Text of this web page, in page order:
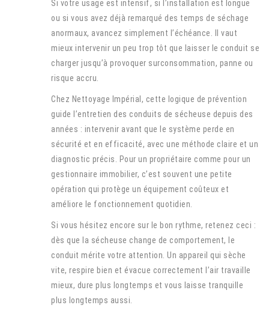
Si votre usage est intensif, si l’installation est longue
ou si vous avez déjà remarqué des temps de séchage
anormaux, avancez simplement l’échéance. Il vaut
mieux intervenir un peu trop tôt que laisser le conduit se
charger jusqu’à provoquer surconsommation, panne ou
risque accru.
Chez Nettoyage Impérial, cette logique de prévention
guide l’entretien des conduits de sécheuse depuis des
années : intervenir avant que le système perde en
sécurité et en efficacité, avec une méthode claire et un
diagnostic précis. Pour un propriétaire comme pour un
gestionnaire immobilier, c’est souvent une petite
opération qui protège un équipement coûteux et
améliore le fonctionnement quotidien.
Si vous hésitez encore sur le bon rythme, retenez ceci :
dès que la sécheuse change de comportement, le
conduit mérite votre attention. Un appareil qui sèche
vite, respire bien et évacue correctement l’air travaille
mieux, dure plus longtemps et vous laisse tranquille
plus longtemps aussi.